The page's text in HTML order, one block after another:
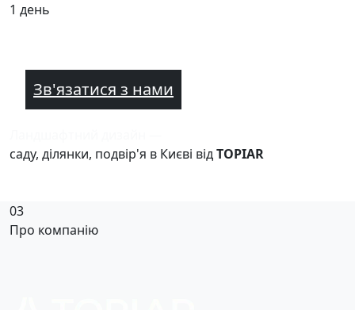
1 день
Зв'язатися з нами
саду, ділянки, подвір'я в Києві відTOPIAR
03
Про компанію